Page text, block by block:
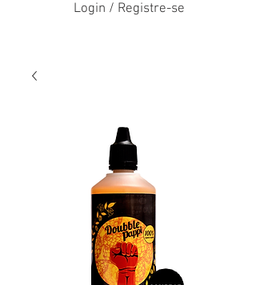
Login / Registre-se